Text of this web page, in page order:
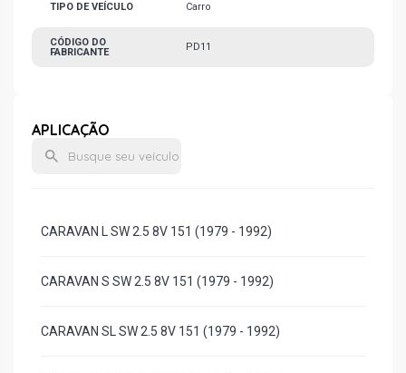
TIPO DE VEÍCULO Carro
CÓDIGO DO
FABRICANTE
PD11
APLICAÇÃO
CARAVAN L SW 2.5 8V 151 (1979 - 1992)
CARAVAN S SW 2.5 8V 151 (1979 - 1992)
CARAVAN SL SW 2.5 8V 151 (1979 - 1992)